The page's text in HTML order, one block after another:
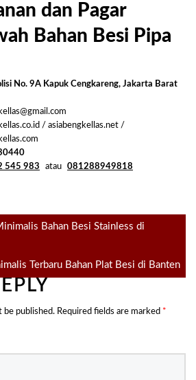
dan Pagar
Bahan Besi Pipa
No. 9A Kapuk Cengkareng, Jakarta Barat
/ asiabengkellas.net /
545 983 atau 081288949818
Bahan Besi Stainless di
Terbaru Bahan Plat Besi di Banten
be published. Required fields are marked *